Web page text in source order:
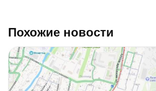
Похожие новости